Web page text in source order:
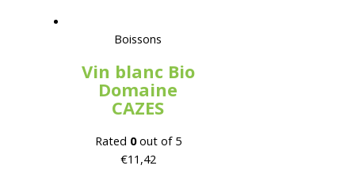
Boissons
Vin blanc Bio
Domaine
CAZES
Rated 0out of 5
€11,42